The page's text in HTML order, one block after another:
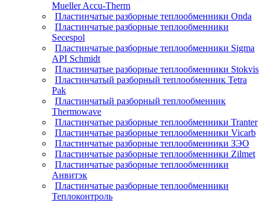
Mueller Accu-Therm
Пластинчатые разборные теплообменники Onda
Пластинчатые разборные теплообменники
Secespol
Пластинчатые разборные теплообменники Sigma
API Schmidt
Пластинчатые разборные теплообменники Stokvis
Пластинчатый разборный теплообменник Tetra
Pak
Пластинчатый разборный теплообменник
Thermowave
Пластинчатые разборные теплообменники Tranter
Пластинчатые разборные теплообменники Vicarb
Пластинчатые разборные теплообменники ЗЭО
Пластинчатые разборные теплообменники Zilmet
Пластинчатые разборные теплообменники
Анвитэк
Пластинчатые разборные теплообменники
Теплоконтроль